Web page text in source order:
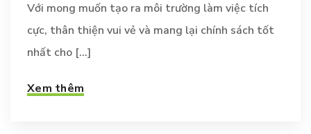
Với mong muốn tạo ra môi trường làm việc tích
cực, thân thiện vui vẻ và mang lại chính sách tốt
nhất cho [...]
Xem thêm